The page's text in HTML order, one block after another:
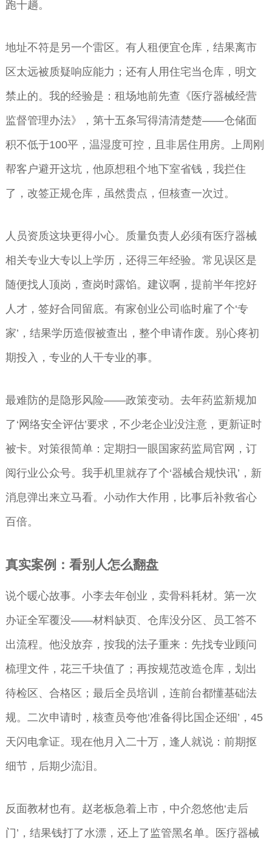
跑十趟。
地址不符是另一个雷区。有人租便宜仓库，结果离市
区太远被质疑响应能力；还有人用住宅当仓库，明文
禁止的。我的经验是：租场地前先查《医疗器械经营
监督管理办法》，第十五条写得清清楚楚——仓储面
积不低于100平，温湿度可控，且非居住用房。上周刚
帮客户避开这坑，他原想租个地下室省钱，我拦住
了，改签正规仓库，虽然贵点，但核查一次过。
人员资质这块更得小心。质量负责人必须有医疗器械
相关专业大专以上学历，还得三年经验。常见误区是
随便找人顶岗，查岗时露馅。建议啊，提前半年挖好
人才，签好合同留底。有家创业公司临时雇了个‘专
家’，结果学历造假被查出，整个申请作废。别心疼初
期投入，专业的人干专业的事。
最难防的是隐形风险——政策变动。去年药监新规加
了‘网络安全评估’要求，不少老企业没注意，更新证时
被卡。对策很简单：定期扫一眼国家药监局官网，订
阅行业公众号。我手机里就存了个‘器械合规快讯’，新
消息弹出来立马看。小动作大作用，比事后补救省心
百倍。
真实案例：看别人怎么翻盘
说个暖心故事。小李去年创业，卖骨科耗材。第一次
办证全军覆没——材料缺页、仓库没分区、员工答不
出流程。他没放弃，按我的法子重来：先找专业顾问
梳理文件，花三千块值了；再按规范改造仓库，划出
待检区、合格区；最后全员培训，连前台都懂基础法
规。二次申请时，核查员夸他‘准备得比国企还细’，45
天闪电拿证。现在他月入二十万，逢人就说：前期抠
细节，后期少流泪。
反面教材也有。赵老板急着上市，中介忽悠他‘走后
门’，结果钱打了水漂，还上了监管黑名单。医疗器械